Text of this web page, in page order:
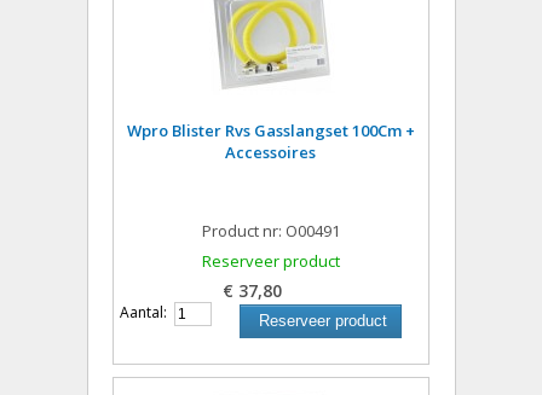
Wpro Blister Rvs Gasslangset 100Cm +
Accessoires
Product nr: O00491
Reserveer product
€ 37,80
Aantal: Reserveer product